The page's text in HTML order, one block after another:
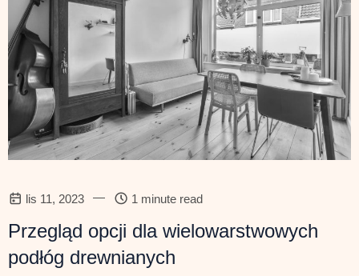
lis 11, 2023 — 1 minute read
Przegląd opcji dla wielowarstwowych
podłóg drewnianych